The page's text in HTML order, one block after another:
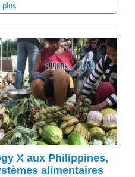
plus
X aux Philippines,
alimentaires